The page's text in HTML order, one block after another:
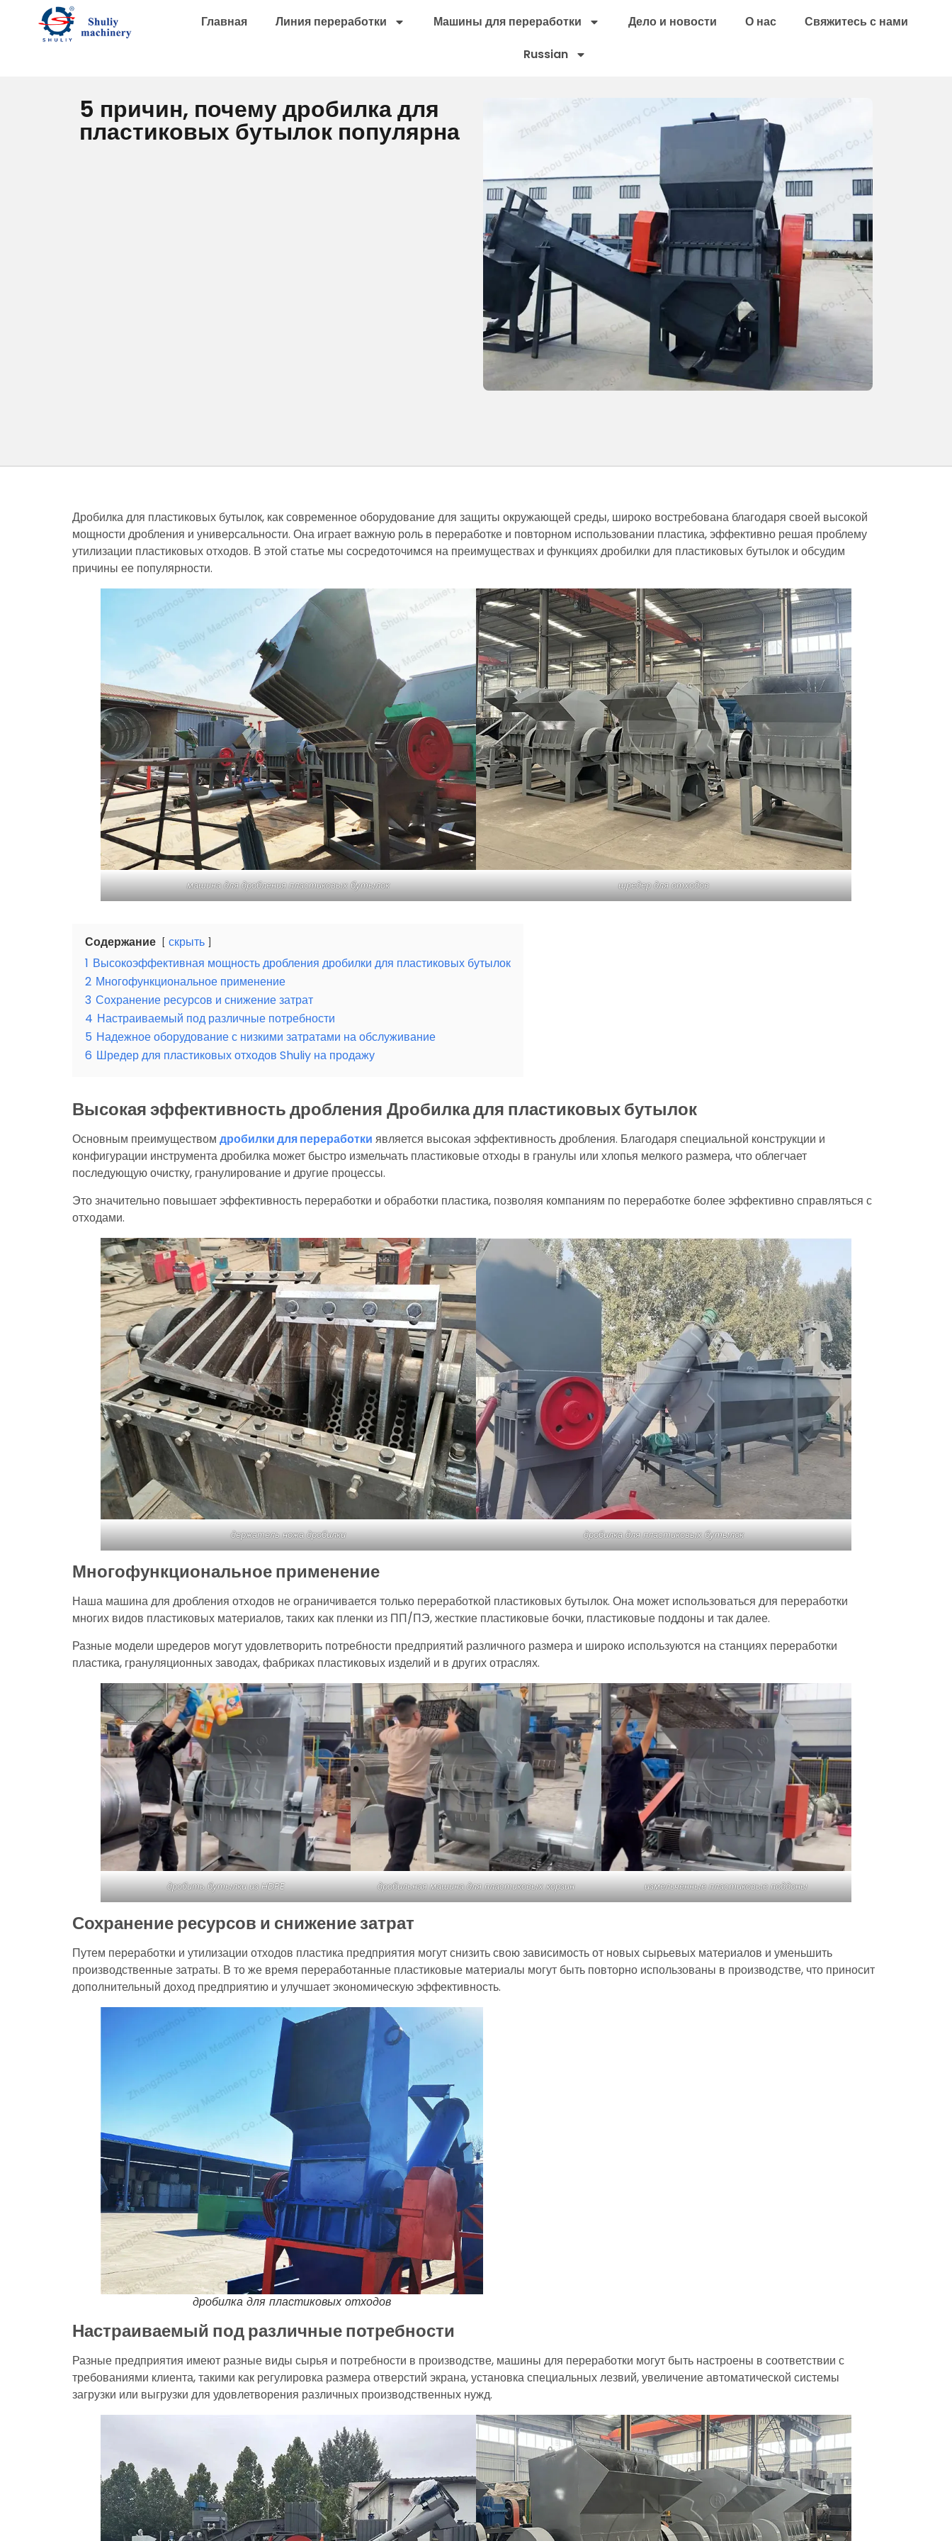
Главная Линия переработки Машины для переработки Дело и новости О нас
Свяжитесь с нами
Russian
5 причин, почему дробилка для
пластиковых бутылок популярна
Дробилка для пластиковых бутылок, как современное оборудование для защиты окружающей среды, широко востребована благодаря своей высокой
мощности дробления и универсальности. Она играет важную роль в переработке и повторном использовании пластика, эффективно решая проблему
утилизации пластиковых отходов. В этой статье мы сосредоточимся на преимуществах и функциях дробилки для пластиковых бутылок и обсудим
причины ее популярности.
машина для дробления пластиковых бутылок шредер для отходов
Содержание
скрыть
1 Высокоэффективная мощность дробления дробилки для пластиковых бутылок
2 Многофункциональное применение
3 Сохранение ресурсов и снижение затрат
4 Настраиваемый под различные потребности
5 Надежное оборудование с низкими затратами на обслуживание
6 Шредер для пластиковых отходов Shuliy на продажу
Высокая эффективность дробления Дробилка для пластиковых бутылок
Основным преимуществом дробилки для переработки является высокая эффективность дробления. Благодаря специальной конструкции и
конфигурации инструмента дробилка может быстро измельчать пластиковые отходы в гранулы или хлопья мелкого размера, что облегчает
последующую очистку, гранулирование и другие процессы.
Это значительно повышает эффективность переработки и обработки пластика, позволяя компаниям по переработке более эффективно справляться с
отходами.
держатель ножа дробилки дробилка для пластиковых бутылок
Многофункциональное применение
Наша машина для дробления отходов не ограничивается только переработкой пластиковых бутылок. Она может использоваться для переработки
многих видов пластиковых материалов, таких как пленки из ПП/ПЭ, жесткие пластиковые бочки, пластиковые поддоны и так далее.
Разные модели шредеров могут удовлетворить потребности предприятий различного размера и широко используются на станциях переработки
пластика, грануляционных заводах, фабриках пластиковых изделий и в других отраслях.
дробить бутылки из HDPE дробильная машина для пластиковых корзин измельченные пластиковые поддоны
Сохранение ресурсов и снижение затрат
Путем переработки и утилизации отходов пластика предприятия могут снизить свою зависимость от новых сырьевых материалов и уменьшить
производственные затраты. В то же время переработанные пластиковые материалы могут быть повторно использованы в производстве, что приносит
дополнительный доход предприятию и улучшает экономическую эффективность.
дробилка для пластиковых отходов
Настраиваемый под различные потребности
Разные предприятия имеют разные виды сырья и потребности в производстве, машины для переработки могут быть настроены в соответствии с
требованиями клиента, такими как регулировка размера отверстий экрана, установка специальных лезвий, увеличение автоматической системы
загрузки или выгрузки для удовлетворения различных производственных нужд.